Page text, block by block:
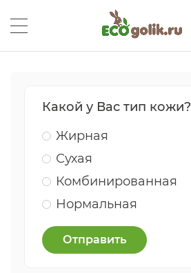
Какой у Вас тип кожи?
Жирная
Сухая
Комбинированная
Нормальная
Отправить